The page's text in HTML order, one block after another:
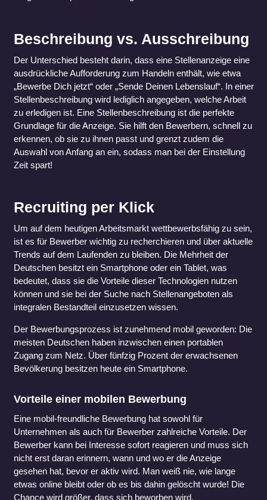
Beschreibung vs. Ausschreibung
Der Unterschied besteht darin, dass eine Stellenanzeige eine
ausdrückliche Aufforderung zum Handeln enthält, wie etwa
„Bewerbe Dich jetzt“ oder „Sende Deinen Lebenslauf“. In einer
Stellenbeschreibung wird lediglich angegeben, welche Arbeit
zu erledigen ist. Eine Stellenbeschreibung ist die perfekte
Grundlage für die Anzeige. Sie hilft den Bewerbern, schnell zu
erkennen, ob sie zu ihnen passt und grenzt zudem die
Auswahl von Anfang an ein, sodass man bei der Einstellung
Zeit spart!
Recruiting per Klick
Um auf dem heutigen Arbeitsmarkt wettbewerbsfähig zu sein,
ist es für Bewerber wichtig zu recherchieren und über aktuelle
Trends auf dem Laufenden zu bleiben. Die Mehrheit der
Deutschen besitzt ein Smartphone oder ein Tablet, was
bedeutet, dass sie die Vorteile dieser Technologien nutzen
können und sie bei der Suche nach Stellenangeboten als
integralen Bestandteil einzusetzen wissen.
Der Bewerbungsprozess ist zunehmend mobil geworden: Die
meisten Deutschen haben inzwischen einen portablen
Zugang zum Netz. Über fünfzig Prozent der erwachsenen
Bevölkerung besitzen heute ein Smartphone.
Vorteile einer mobilen Bewerbung
Eine mobil-freundliche Bewerbung hat sowohl für
Unternehmen als auch für Bewerber zahlreiche Vorteile. Der
Bewerber kann bei Interesse sofort reagieren und muss sich
nicht erst daran erinnern, wann und wo er die Anzeige
gesehen hat, bevor er aktiv wird. Man weiß nie, wie lange
etwas online bleibt oder ob es bis dahin gelöscht wurde! Die
Chance wird größer, dass sich beworben wird.